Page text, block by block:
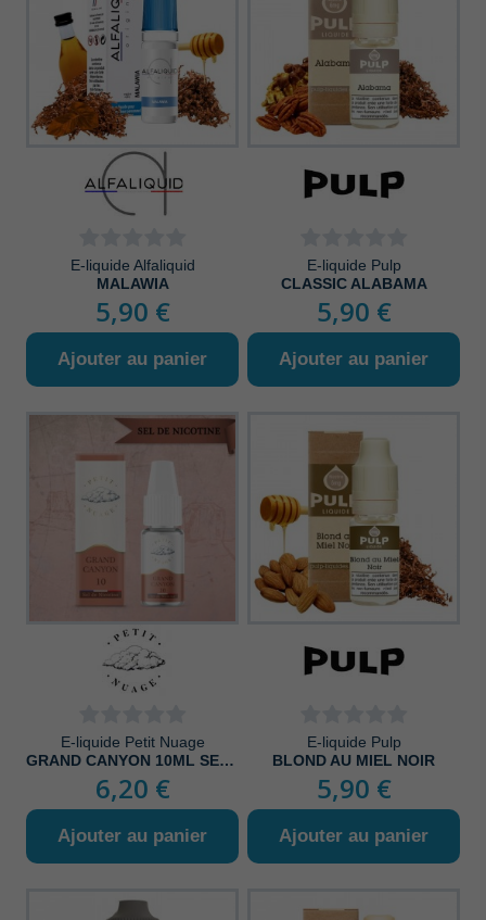
E-liquide Alfaliquid
MALAWIA
5,90 €
Ajouter au panier
E-liquide Pulp
CLASSIC ALABAMA
5,90 €
Ajouter au panier
E-liquide Petit Nuage
GRAND CANYON 10ML SEL DE NICOTINE
6,20 €
Ajouter au panier
E-liquide Pulp
BLOND AU MIEL NOIR
5,90 €
Ajouter au panier